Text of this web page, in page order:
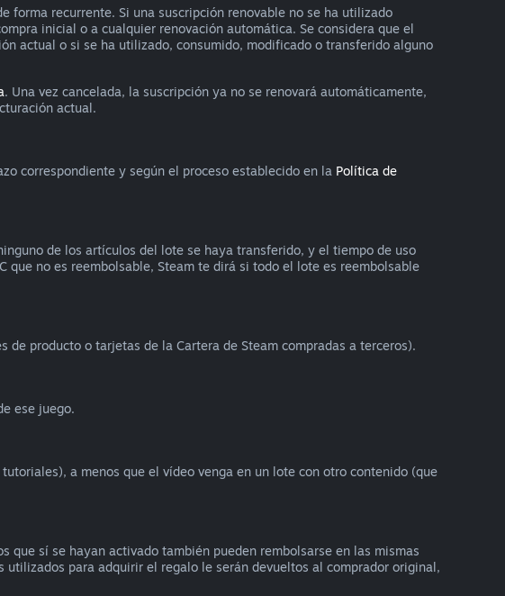
forma recurrente. Si una suscripción renovable no se ha utilizado
inicial o a cualquier renovación automática. Se considera que el
actual o si se ha utilizado, consumido, modificado o transferido alguno
. Una vez cancelada, la suscripción ya no se renovará automáticamente,
actual.
correspondiente y según el proceso establecido en la Política de
de los artículos del lote se haya transferido, y el tiempo de uso
no es reembolsable, Steam te dirá si todo el lote es reembolsable
producto o tarjetas de la Cartera de Steam compradas a terceros).
ese juego.
a menos que el vídeo venga en un lote con otro contenido (que
que sí se hayan activado también pueden rembolsarse en las mismas
para adquirir el regalo le serán devueltos al comprador original,